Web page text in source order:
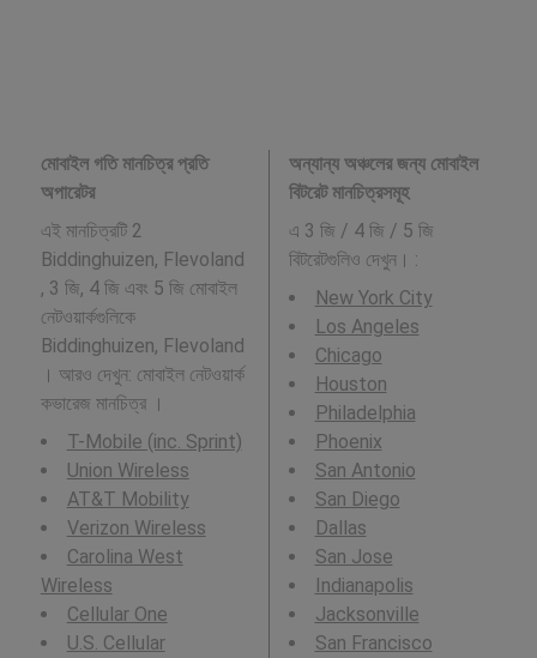
মোবাইল গতি মানচিত্র প্রতি
অপারেটর
এই মানচিত্রটি 2
Biddinghuizen, Flevoland
, 3 জি, 4 জি এবং 5 জি মোবাইল
নেটওয়ার্কগুলিকে
Biddinghuizen, Flevoland
। আরও দেখুন: মোবাইল নেটওয়ার্ক
কভারেজ মানচিত্র ।
T-Mobile (inc. Sprint)
Union Wireless
AT&T Mobility
Verizon Wireless
Carolina West
Wireless
Cellular One
U.S. Cellular
অন্যান্য অঞ্চলের জন্য মোবাইল
বিটরেট মানচিত্রসমূহ
এ 3 জি / 4 জি / 5 জি
বিটরেটগুলিও দেখুন। :
New York City
Los Angeles
Chicago
Houston
Philadelphia
Phoenix
San Antonio
San Diego
Dallas
San Jose
Indianapolis
Jacksonville
San Francisco